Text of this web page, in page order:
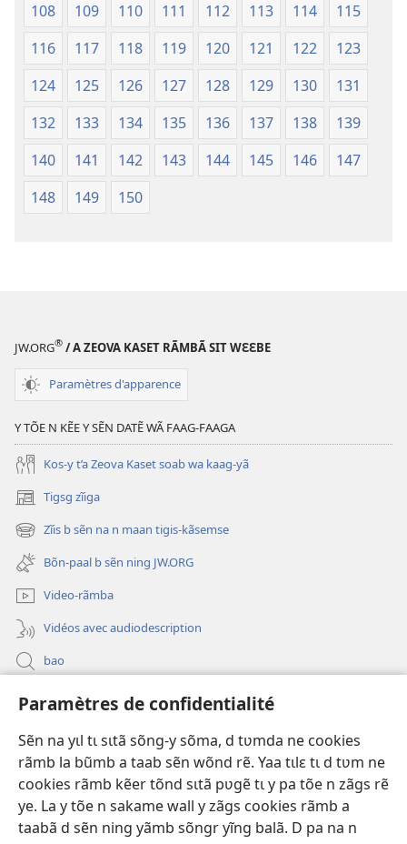
Paramètres de confidentialité
Sẽn na yɩl tɩ sɩtã sõng-y sõma, d tʋmda ne cookies
rãmb la bũmb a taab sẽn wõnd rẽ. Yaa tɩlɛ tɩ d tʋm ne
cookies rãmb kẽer tõnd sɩtã pʋgẽ tɩ y pa tõe n zãgs rẽ
ye. La y tõe n sakame wall y zãgs cookies rãmb a
taabã d sẽn ning yãmb sõngr yĩng balã. D pa na n
108
109 110 111 112 113 114
115
116
117 118 119 120 121 122
123
124
125 126 127 128 129 130
131
132
133 134 135 136 137 138
139
140
141 142 143 144 145 146
147
148
149 150
JW.ORG® / A ZEOVA KASET RÃMBÃ SIT WƐƐBE
Paramètres d'apparence
Y TÕE N KẼE Y SẼN DATẼ WÃ FAAG-FAAGA
Kos-y t’a Zeova Kaset soab wa kaag-yã
Tigsg zĩiga
(ouvre
une
nouvelle
fenêtre)
Zĩis b sẽn na n maan tigis-kãsemse
(ouvre
une
nouvelle
fenêtre)
Bõn-paal b sẽn ning JW.ORG
Video-rãmba
Vidéos avec audiodescription
bao
Kũuni
(ouvre
une
nouvelle
fenêtre)
Watchtower SƐB VAEESG ZĨIGA™
(ouvre
une
nouvelle
fenêtre)
JW Hub ®
(ouvre
une